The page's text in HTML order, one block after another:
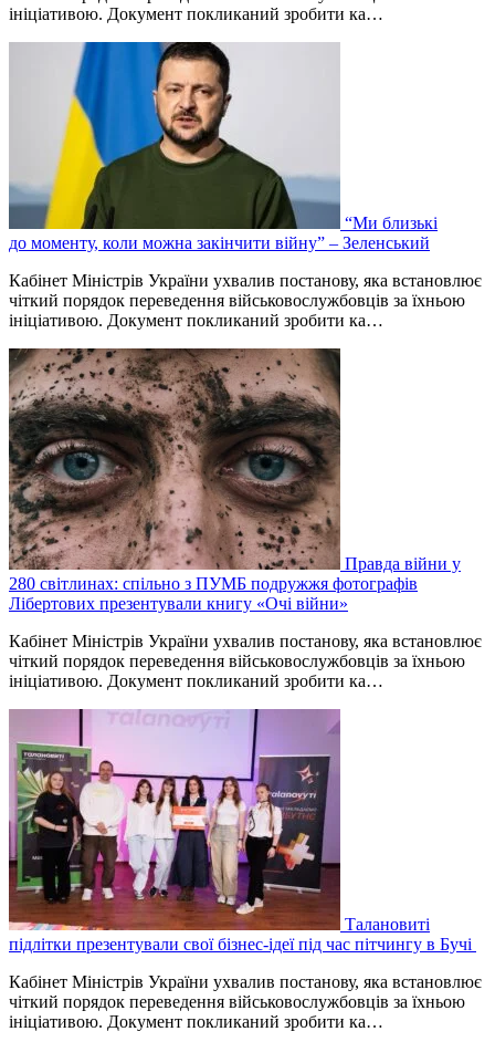
ініціативою. Документ покликаний зробити ка…
“Ми близькі
до моменту, коли можна закінчити війну” – Зеленський
Кабінет Міністрів України ухвалив постанову, яка встановлює
чіткий порядок переведення військовослужбовців за їхньою
ініціативою. Документ покликаний зробити ка…
Правда війни у
280 світлинах: спільно з ПУМБ подружжя фотографів
Лібертових презентували книгу «Очі війни»
Кабінет Міністрів України ухвалив постанову, яка встановлює
чіткий порядок переведення військовослужбовців за їхньою
ініціативою. Документ покликаний зробити ка…
Талановиті
підлітки презентували свої бізнес-ідеї під час пітчингу в Бучі
Кабінет Міністрів України ухвалив постанову, яка встановлює
чіткий порядок переведення військовослужбовців за їхньою
ініціативою. Документ покликаний зробити ка…